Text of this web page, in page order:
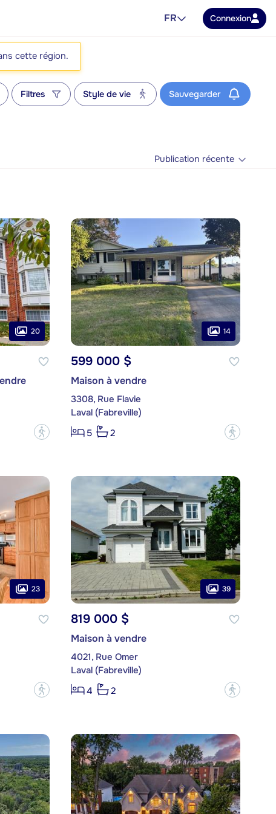
FR Connexion
cette région.
Filtres Style de vie Sauvegarder
Publication récente
20
?
14
599 000 $
Maison à vendre
3308, Rue Flavie
Laval (Fabreville)
5
2 ?
23
?
39
819 000 $
Maison à vendre
4021, Rue Omer
Laval (Fabreville)
4
2 ?